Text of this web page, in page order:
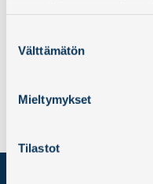
valinta
Välttämätön
Mieltymykset
Tilastot